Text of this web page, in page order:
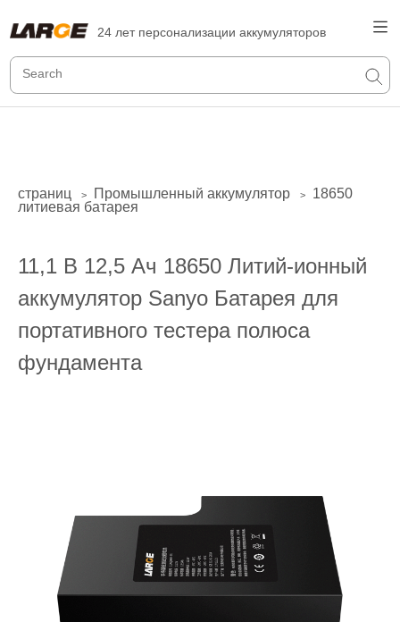
24 лет персонализации аккумуляторов
страниц > Промышленный аккумулятор >
18650
литиевая батарея
11,1 В 12,5 Ач 18650 Литий-ионный
аккумулятор Sanyo Батарея для
портативного тестера полюса
фундамента